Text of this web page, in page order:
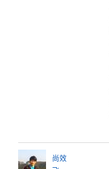
尚效